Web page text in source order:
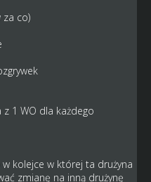
co)
1 WO dla każdego
kolejce w której ta drużyna
zmianę na inną drużynę